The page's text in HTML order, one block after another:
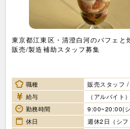
東京都江東区・清澄白河のパフェ
販売/製造補助スタッフ募集
職種
販売スタッフ
給与
（アルバイト
勤務時間
9:00~20:00(
休日
週休2日（シフ